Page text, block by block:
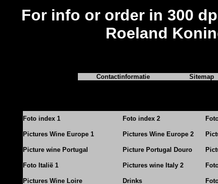
For info or order in 300
Roeland
Contactinformatie Sitemap
Foto index 1 Foto index 2
Pictures Wine Europe 1 Pictures Wine Europe 2
Picture wine Portugal Picture Portugal Douro
Foto Italië 1 Pictures wine Italy 2
Pictures Wine Loire Drinks